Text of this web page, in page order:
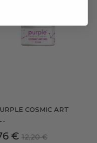
COSMIC ART
€ Precio
12,20 €